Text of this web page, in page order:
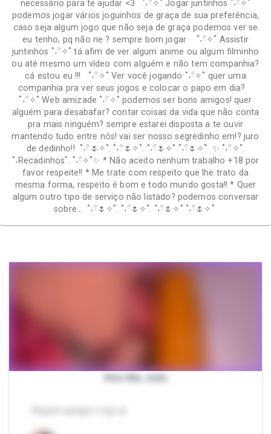
necessário para te ajudar <3 ˚˖𓍢✧˚ Jogar juntinhos ˚˖𓍢✧˚
podemos jogar vários joguinhos de graça de sua preferência,
caso seja algum jogo que não seja de graça podemos ver se
eu tenho, pq não ne ? sempre bom jogar ˚˖𓍢✧˚ Assistir
juntinhos ˚˖𓍢✧˚ tá afim de ver algum anime ou algum filminho
ou até mesmo um vídeo com alguém e não tem companhia?
cá estou eu !!! ˚˖𓍢✧˚ Ver você jogando ˚˖𓍢✧˚ quer uma
companhia pra ver seus jogos e colocar o papo em dia?
˚˖𓍢✧˚ Web amizade ˚˖𓍢✧˚ podemos ser bons amigos! quer
alguém para desabafar? contar coisas da vida que não conta
pra mais ninguém? sempre estarei disposta a te ouvir
mantendo tudo entre nós! vai ser nosso segredinho em!? juro
de dedinho!! ˚˖𓍢🌷✧˚. ˚˖𓍢🌷✧˚. ˚˖𓍢🌷✧˚ ˚˖𓍢🌷✧˚ ✨ ˚˖𓍢✧˚.
˚˖Recadinhos˚. ˚˖𓍢✧˚✨ * Não aceito nenhum trabalho +18 por
favor respeite!! * Me trate com respeito que lhe trato da
mesma forma, respeito é bom e todo mundo gosta!! * Quer
algum outro tipo de serviço não listado? podemos conversar
sobre… ˚˖𓍢🌷✧˚. ˚˖𓍢🌷✧˚. ˚˖𓍢🌷✧˚ ˚˖𓍢🌷✧˚
Viva São João